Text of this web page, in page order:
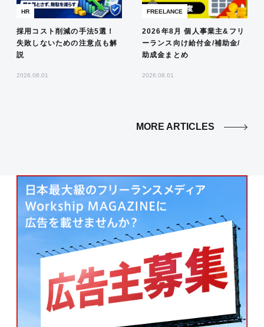
HR
採用コスト削減の手法5選！
失敗しないための注意点も解
説
2026.08.01
FREELANCE
2026年8月 個人事業主&フリ
ーランス向け給付金/補助金/
助成金まとめ
2026.08.01
MORE ARTICLES